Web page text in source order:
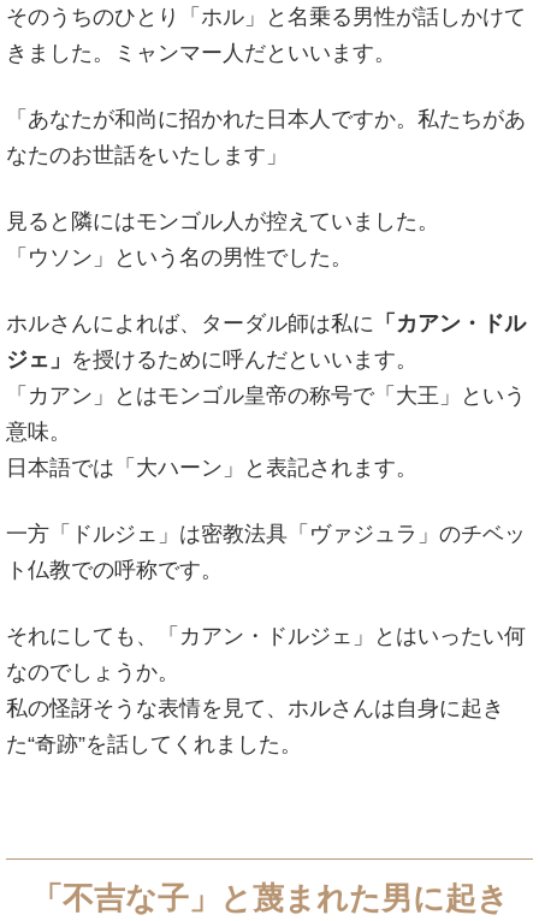
そのうちのひとり「ホル」と名乗る男性が話しかけて
きました。ミャンマー人だといいます。
「あなたが和尚に招かれた日本人ですか。私たちがあ
なたのお世話をいたします」
見ると隣にはモンゴル人が控えていました。
「ウソン」という名の男性でした。
ホルさんによれば、ターダル師は私に 「カアン・ドル
ジェ」 を授けるために呼んだといいます。
「カアン」とはモンゴル皇帝の称号で「大王」という
意味。
日本語では「大ハーン」と表記されます。
一方「ドルジェ」は密教法具「ヴァジュラ」のチベッ
ト仏教での呼称です。
それにしても、「カアン・ドルジェ」とはいったい何
なのでしょうか。
私の怪訝そうな表情を見て、ホルさんは自身に起き
た“奇跡”を話してくれました。
「不吉な子」と蔑まれた男に起き